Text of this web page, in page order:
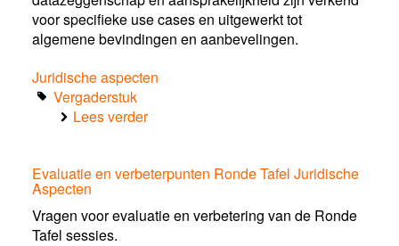
voor specifieke use cases en uitgewerkt tot
algemene bevindingen en aanbevelingen.
Juridische aspecten
Vergaderstuk
Lees verderover
risicoanalysesessies
Evaluatie en verbeterpunten Ronde Tafel Juridische
Aspecten
Vragen voor evaluatie en verbetering van de Ronde
Tafel sessies.